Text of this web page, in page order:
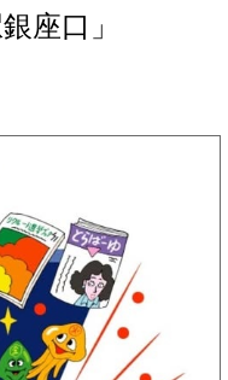
座口」